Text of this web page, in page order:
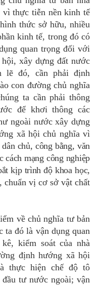
vì thực tiễn nền kinh tế
thức sở hữu, nhiều
kinh tế, trong đó có
quan trọng đối với
xây dựng đất nước
lẽ đó, cần phải định
con đường chủ nghĩa
ta cần phải thông
để khơi thông các
ngoài nước xây dựng
xã hội chủ nghĩa vì
chủ, công bằng, văn
cách mạng công nghiệp
kịp trình độ khoa học,
chuẩn vị cơ sở vật chất
về chủ nghĩa tư bản
đó là vận dụng quan
kiểm soát của nhà
định hướng xã hội
thực hiện chế độ tô
đầu tư nước ngoài; vận